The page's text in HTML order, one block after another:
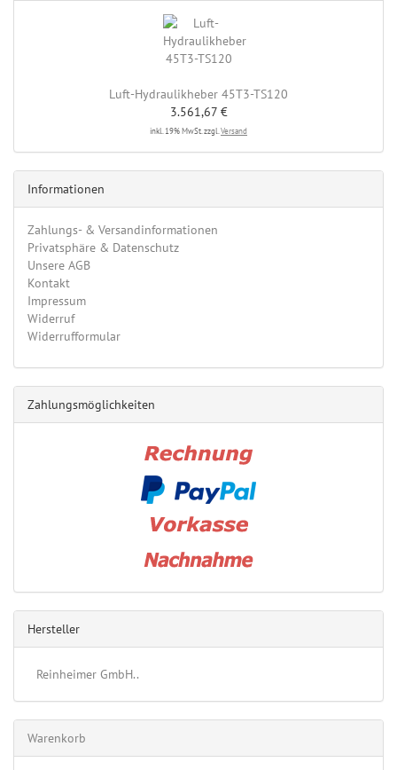
Luft-Hydraulikheber 45T3-TS120
3.561,67 €
inkl. 19% MwSt. zzgl.Versand
Informationen
Zahlungs- & Versandinformationen
Privatsphäre & Datenschutz
Unsere AGB
Kontakt
Impressum
Widerruf
Widerrufformular
Zahlungsmöglichkeiten
Hersteller
Reinheimer GmbH..
Warenkorb